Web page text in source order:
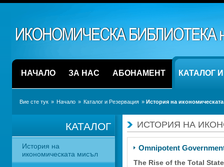
НАЧАЛО ЗА НАС АБОНАМЕНТ КАТАЛОГ
Вие сте тук » Начало » Каталог и Резервация » История на
КАТАЛОГ
История на
икономическата мисъл
ИСТОРИЯ НА
Omnipotent
The Rise of the Total